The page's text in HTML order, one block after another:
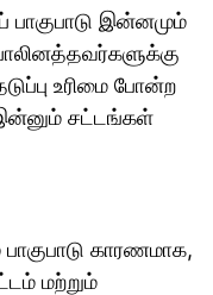
இன்னமும்
உரிமை போன்ற
சட்டங்கள்
காரணமாக,
மற்றும்